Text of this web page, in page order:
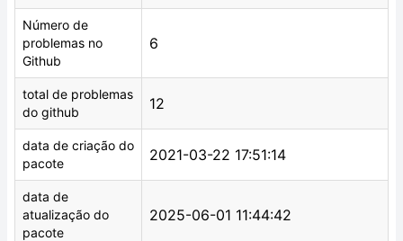
Número de
problemas no
Github
6
total de problemas
do github
12
data de criação do
pacote
2021-03-22 17:51:14
data de
atualização do
pacote
2025-06-01 11:44:42